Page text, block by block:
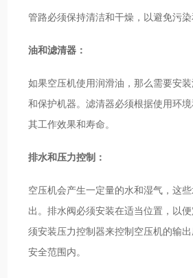
管路必须保持清洁和干燥，以避免污染
油和滤清器：
如果空压机使用润滑油，那么需要安
和保护机器。滤清器必须根据使用环
其工作效果和寿命。
排水和压力控制：
空压机会产生一定量的水和湿气，这
出。排水阀必须安装在适当位置，以
须安装压力控制器来控制空压机的输
安全范围内。